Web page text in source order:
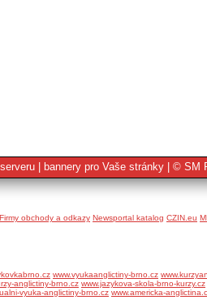
bannery pro Vaše stránky © SM
Firmy obchody a odkazy Newsportal katalog CZIN.eu
www.vyukaanglictiny-brno.cz
anglictiny-brno.cz www.jazykova-skola-brno-kurzy.cz
vyuka-anglictiny-brno.cz www.americka-